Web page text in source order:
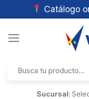
Catálogo
por:
Sucursal: